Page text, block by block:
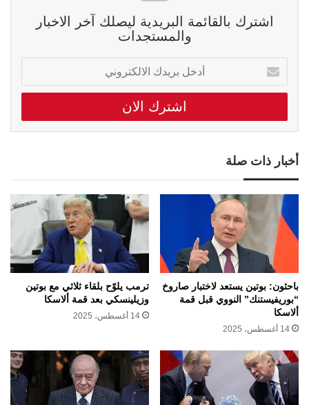
اشترك بالقائمة البريدية ليصلك آخر الاخبار
والمستجدات
أدخل
بريدك
الالكتروني
أخبار ذات صلة
باحثون: بوتين يستعد لاختبار صاروخ
“بوريفيستنك” النووي قبل قمة
ألاسكا
14 أغسطس، 2025
ترمب يلوّح بلقاء ثلاثي مع بوتين
وزيلينسكي بعد قمة ألاسكا
14 أغسطس، 2025